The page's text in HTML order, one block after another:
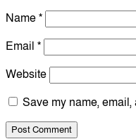
Name*
Email *
Website
Save my name,